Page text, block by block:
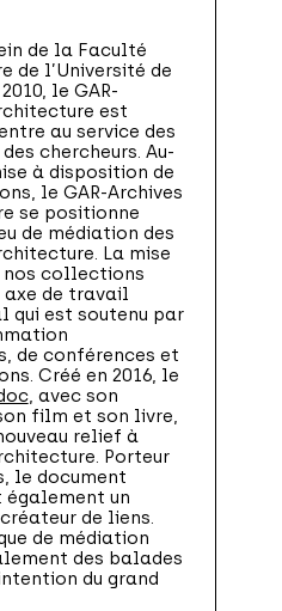
de la Faculté
de l’Université de
le GAR-
est
au service des
chercheurs. Au-
à disposition de
le GAR-Archives
se positionne
de médiation des
La mise
nos collections
axe de travail
qui est soutenu par
de conférences et
Créé en 2016, le
, avec son
film et son livre,
relief à
Porteur
le document
également un
de liens.
de médiation
des balades
du grand